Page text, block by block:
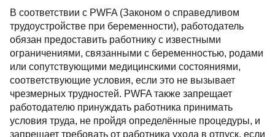
В соответствии с PWFA (Законом о справедливом
трудоустройстве при беременности), работодатель
обязан предоставить работнику с известными
ограничениями, связанными с беременностью, родами
или сопутствующими медицинскими состояниями,
соответствующие условия, если это не вызывает
чрезмерных трудностей. PWFA также запрещает
работодателю принуждать работника принимать
условия труда, не пройдя определённые процедуры, и
запрещает требовать от работника ухода в отпуск, если